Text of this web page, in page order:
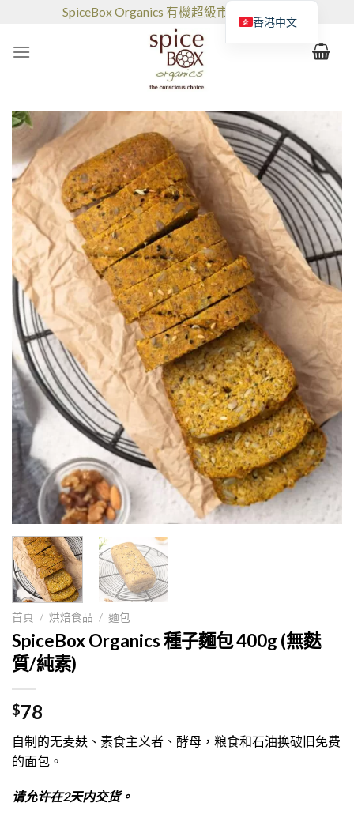
SpiceBox Organics 有機超級市場和咖啡館
首頁 / 烘焙食品 / 麵包
SpiceBox Organics 種子麵包 400g (無麩
質/純素)
$78
自制的无麦麸、素食主义者、酵母，粮食和石油换破旧免费
的面包。
请允许在2天内交货。
香港中文